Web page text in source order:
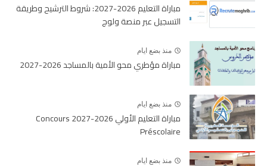
مباراة التعليم 2026-2027: شروط الترشيح وطريقة
التسجيل عبر منصة ولوج
منذ بضع ايام
مباراة مؤطري محو الأمية بالمساجد 2026-2027
منذ بضع ايام
مباراة التعليم الأولي 2026-2027 Concours
Préscolaire
منذ بضع ايام